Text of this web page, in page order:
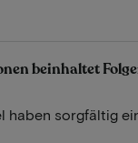
beinhaltet
haben sorgfältig